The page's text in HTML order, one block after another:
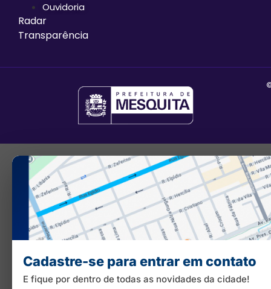
Ouvidoria
Radar
Transparência
Cadastre-se para entrar em contato
E fique por dentro de todas as novidades da cidade!